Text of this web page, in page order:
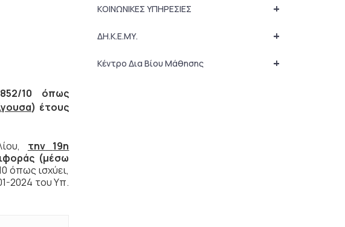
10 όπως
) έτους
την 19η
(μέσω
όπως ισχύει,
2024 του Υπ.
+
ΚΟΙΝΩΝΙΚΕΣ ΥΠΗΡΕΣΙΕΣ
+
ΔΗ.Κ.Ε.ΜΥ.
+
Κέντρο Δια Βίου Μάθησης